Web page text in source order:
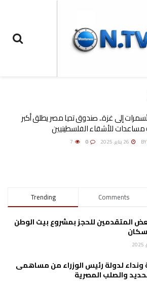
إلى غزة.. صندوق تحيا مصر يطلق أكبر
مساعدات للأشقاء الفلسطينيين
BY
Trending Comments
المتقدمين للحجز بمشروع بيت الوطن
ونداء لدولة رئيس الوزراء من مساهمى
والصلب المصرية